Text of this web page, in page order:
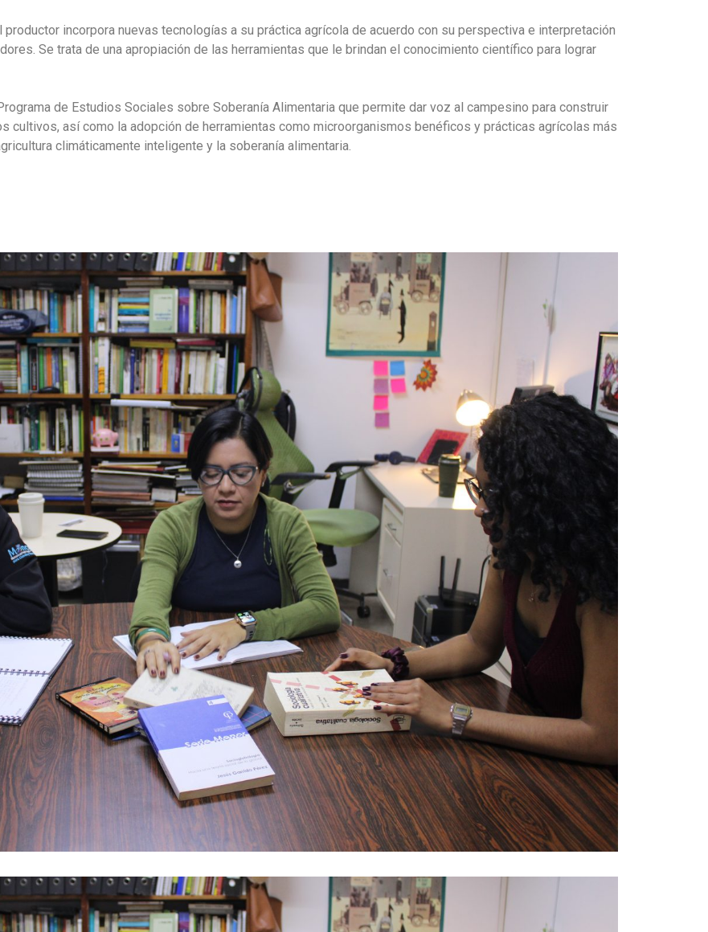
incorpora nuevas tecnologías a su práctica agrícola de acuerdo con su perspectiva e interpretación
Se trata de una apropiación de las herramientas que le brindan el conocimiento científico para lograr
de Estudios Sociales sobre Soberanía Alimentaria que permite dar voz al campesino para construir
cultivos, así como la adopción de herramientas como microorganismos benéficos y prácticas agrícolas más
climáticamente inteligente y la soberanía alimentaria.